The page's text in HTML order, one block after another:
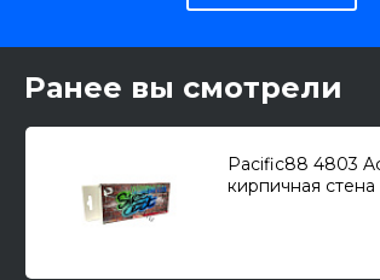
Ранее вы смотрели
Pacific88 4803
кирпичная стена